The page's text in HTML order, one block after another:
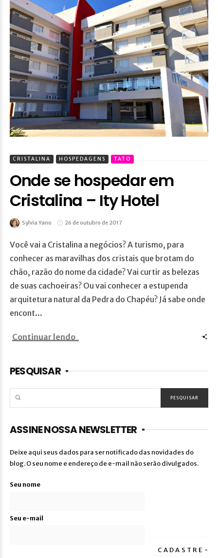
CRISTALINA HOSPEDAGENS TATO
Onde se hospedar em
Cristalina – Ity Hotel
Sylvia Yano 26 de outubro de 2017
Você vai a Cristalina a negócios? A turismo, para
conhecer as maravilhas dos cristais que brotam do
chão, razão do nome da cidade? Vai curtir as belezas
de suas cachoeiras? Ou vai conhecer a estupenda
arquitetura natural da Pedra do Chapéu? Já sabe onde
encont...
Continuar lendo
PESQUISAR
ASSINE NOSSA NEWSLETTER
Deixe aqui seus dados para ser notificado das novidades do
blog. O seu nome e endereço de e-mail não serão divulgados.
Seu nome
Seu e-mail